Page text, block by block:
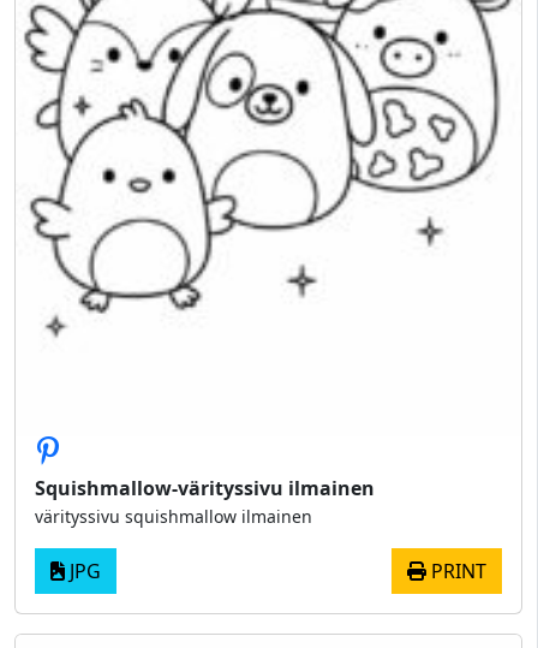
Squishmallow-värityssivu ilmainen
värityssivu squishmallow ilmainen
JPG PRINT